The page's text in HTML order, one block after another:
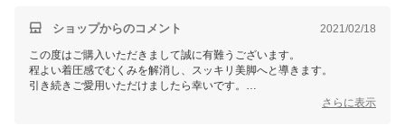
お腹周りも加圧され食べすぎ抑制できるかも?
ショップからのコメント 2021/02/18
この度はご購入いただきまして誠に有難うございます。
程よい着圧感でむくみを解消し、スッキリ美脚へと導きます。
引き続きご愛用いただけましたら幸いです。
さらに表示